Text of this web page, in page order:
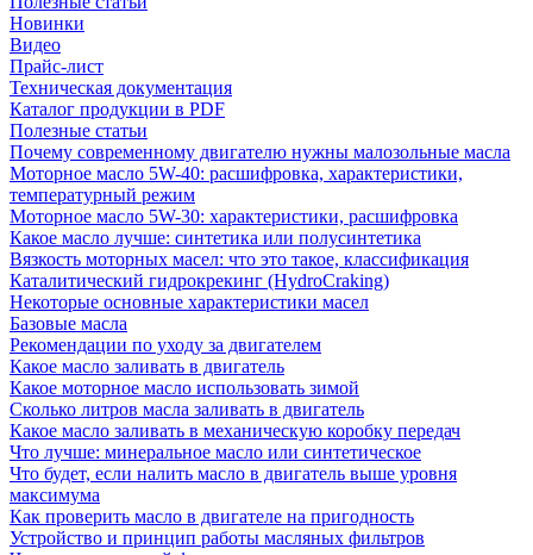
Новинки
Видео
Прайс-лист
Техническая документация
Каталог продукции в PDF
Полезные статьи
Почему современному двигателю нужны малозольные масла
Моторное масло 5W-40: расшифровка, характеристики,
температурный режим
Моторное масло 5W-30: характеристики, расшифровка
Какое масло лучше: синтетика или полусинтетика
Вязкость моторных масел: что это такое, классификация
Каталитический гидрокрекинг (НydroСraking)
Некоторые основные характеристики масел
Базовые масла
Рекомендации по уходу за двигателем
Какое масло заливать в двигатель
Какое моторное масло использовать зимой
Сколько литров масла заливать в двигатель
Какое масло заливать в механическую коробку передач
Что лучше: минеральное масло или синтетическое
Что будет, если налить масло в двигатель выше уровня
максимума
Как проверить масло в двигателе на пригодность
Устройство и принцип работы масляных фильтров